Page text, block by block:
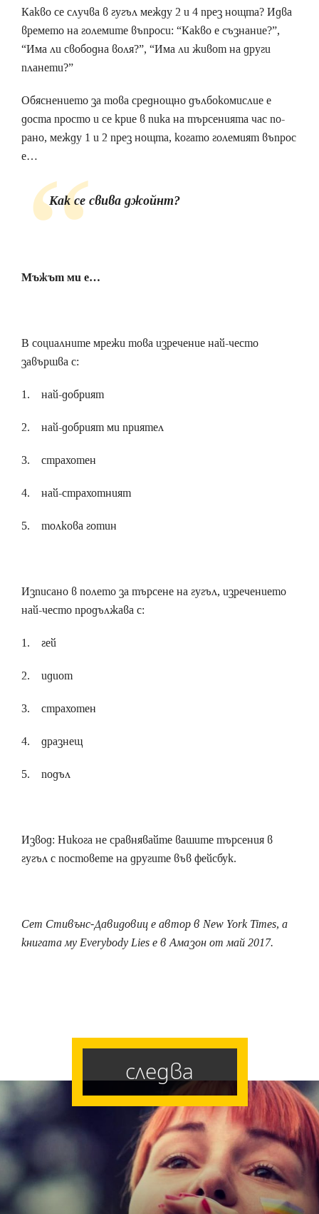
Какво се случва в гугъл между 2 и 4 през нощта? Идва
времето на големите въпроси: “Какво е съзнание?”,
“Има ли свободна воля?”, “Има ли живот на други
планети?”
Обяснението за това среднощно дълбокомислие е
доста просто и се крие в пика на търсенията час по-
рано, между 1 и 2 през нощта, когато големият въпрос
е…
Как се свива джойнт?
Мъжът ми е…
В социалните мрежи това изречение най-често
завършва с:
1. най-добрият
2. най-добрият ми приятел
3. страхотен
4. най-страхотният
5. толкова готин
Изписано в полето за търсене на гугъл, изречението
най-често продължава с:
1. гей
2. идиот
3. страхотен
4. дразнещ
5. подъл
Извод: Никога не сравнявайте вашите търсения в
гугъл с постовете на другите във фейсбук.
Сет Стивънс-Давидовиц е автор в New York Times, а
книгата му Everybody Lies е в Амазон от май 2017.
следва